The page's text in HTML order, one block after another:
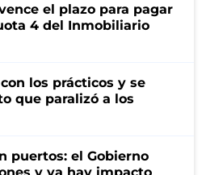
el plazo para pagar
4 del Inmobiliario
los prácticos y se
que paralizó a los
puertos: el Gobierno